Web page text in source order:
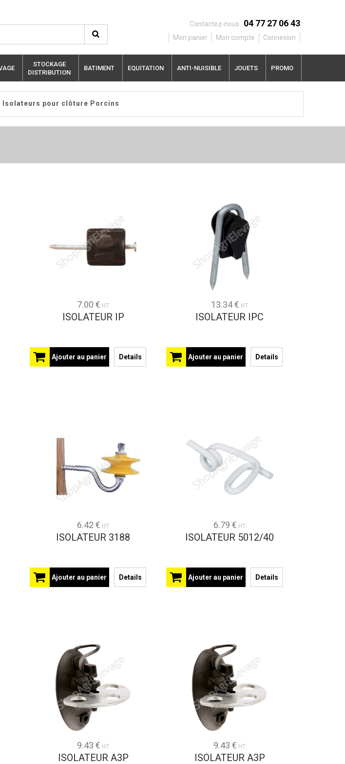
Contactez-nous : 04 77 27 06 43
Mon panier Mon compte Connexion
STOCKAGE
DISTRIBUTION
BATIMENT EQUITATION ANTI-NUISIBLE JOUETS PROMO
Isolateurs pour clôture Porcins
7.00 € HT
ISOLATEUR IP
Ajouter au panier Details
13.34 € HT
ISOLATEUR IPC
Ajouter au panier Details
6.42 € HT
ISOLATEUR 3188
Ajouter au panier Details
6.79 € HT
ISOLATEUR 5012/40
Ajouter au panier Details
9.43 € HT
ISOLATEUR A3P
9.43 € HT
ISOLATEUR A3P